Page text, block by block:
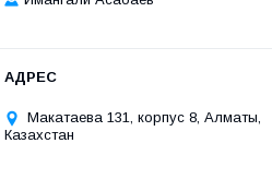
Макатаева 131, корпус 8, Алматы,
Казахстан